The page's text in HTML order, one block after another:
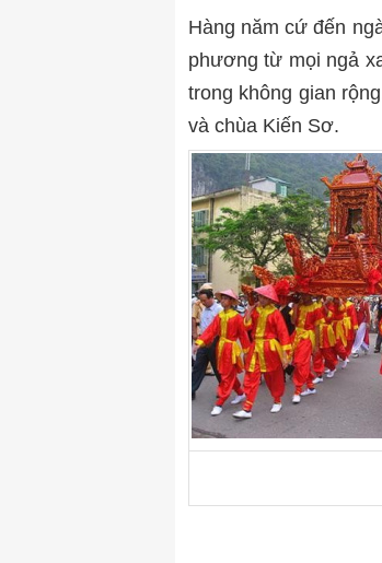
Hàng năm cứ đến
phương từ mọi ngả
trong không gian
và chùa Kiến Sơ.